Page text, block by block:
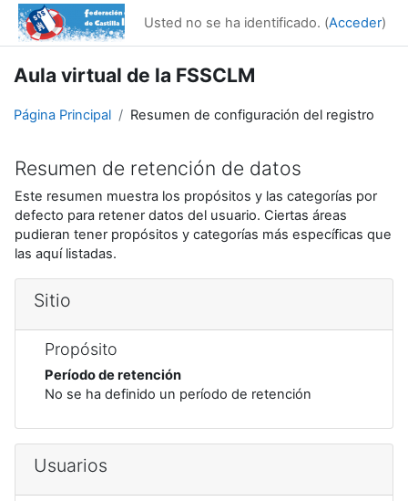
Salta al contenido principal
Usted no se ha identificado. (Acceder)
Aula virtual de la FSSCLM
Página Principal Resumen de configuración del registro
Resumen de retención de datos
Este resumen muestra los propósitos y las categorías por
defecto para retener datos del usuario. Ciertas áreas
pudieran tener propósitos y categorías más específicas que
las aquí listadas.
Sitio
Propósito
Período de retención
No se ha definido un período de retención
Usuarios